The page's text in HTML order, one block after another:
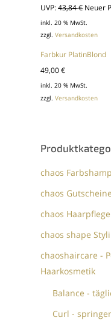
UVP: 43,84€
Preis
war:
43,84 €
Neuer
inkl. 20 % MwSt.
zzgl.Versandkosten
Farbkur PlatinBlond
49,00€
inkl. 20 % MwSt.
zzgl.Versandkosten
chaos
chaos Gutscheine
chaos Haarpflege
chaos shape
chaoshaircare -
Haarkosmetik
Balance -
Curl -